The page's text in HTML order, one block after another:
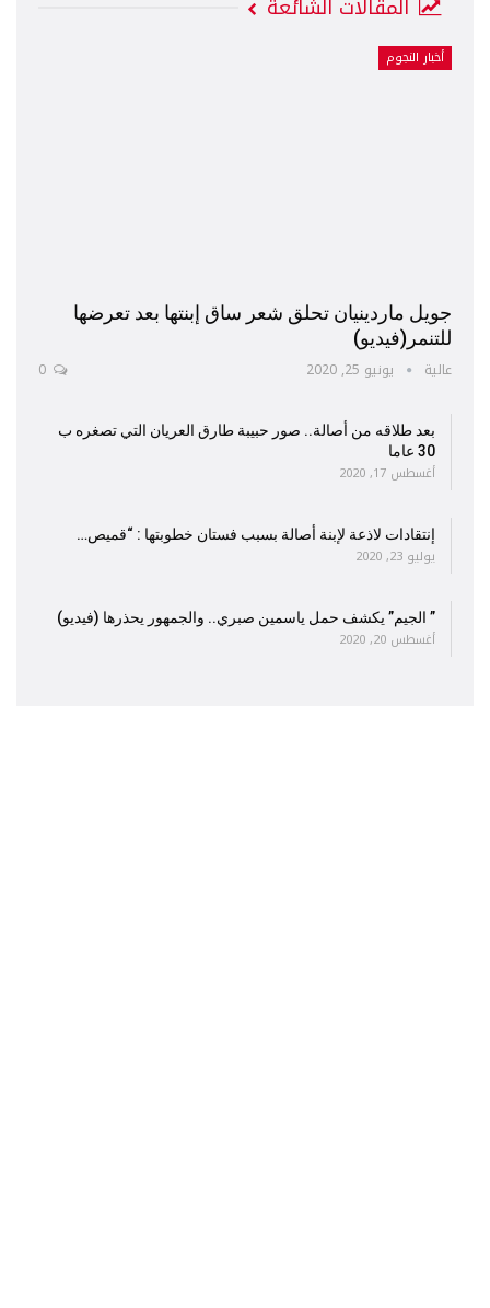
أخبار النجوم
جويل ماردينيان تحلق شعر ساق إبنتها بعد تعرضها
للتنمر(فيديو)
عالية يونيو 25, 2020
بعد طلاقه من أصالة.. صور حبيبة طارق العريان التي تصغره ب
30 عاما
أغسطس 17, 2020
إنتقادات لاذعة لإبنة أصالة بسبب فستان خطوبتها : “قميص…
يوليو 23, 2020
” الجيم” يكشف حمل ياسمين صبري.. والجمهور يحذرها (فيديو)
أغسطس 20, 2020